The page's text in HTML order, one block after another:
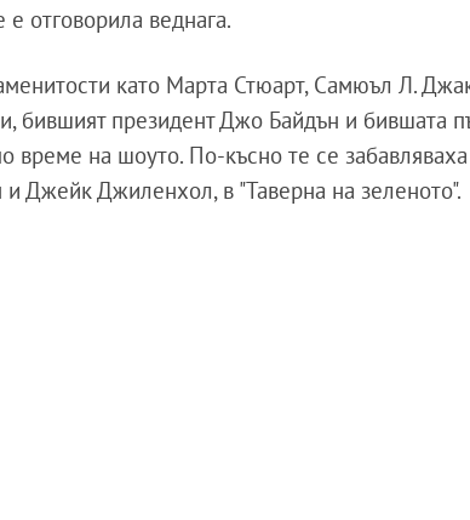
е отговорила веднага.
като Марта Стюарт, Самюъл Л.
бившият президент Джо Байдън и бившата
време на шоуто. По-късно те се забавляваха
Джейк Джиленхол, в "Таверна на зеленото".